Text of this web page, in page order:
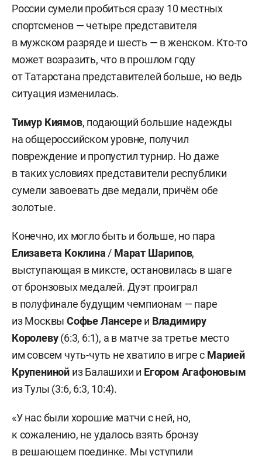
России сумели пробиться сразу 10 местных
спортсменов — четыре представителя
в мужском разряде и шесть — в женском. Кто-то
может возразить, что в прошлом году
от Татарстана представителей больше, но ведь
ситуация изменилась.
Тимур Киямов, подающий большие надежды
на общероссийском уровне, получил
повреждение и пропустил турнир. Но даже
в таких условиях представители республики
сумели завоевать две медали, причём обе
золотые.
Конечно, их могло быть и больше, но пара
Елизавета Коклина / Марат Шарипов,
выступающая в миксте, остановилась в шаге
от бронзовых медалей. Дуэт проиграл
в полуфинале будущим чемпионам — паре
из МосквыСофьеЛансереи Владимиру
Королеву(6:3, 6:1), а в матче за третье место
им совсем чуть-чуть не хватило в игре с Марией
Крупениной из Балашихи и Егором Агафоновым
из Тулы (3:6, 6:3, 10:4).
«У нас были хорошие матчи с ней, но,
к сожалению, не удалось взять бронзу
в решающем поединке. Мы уступили